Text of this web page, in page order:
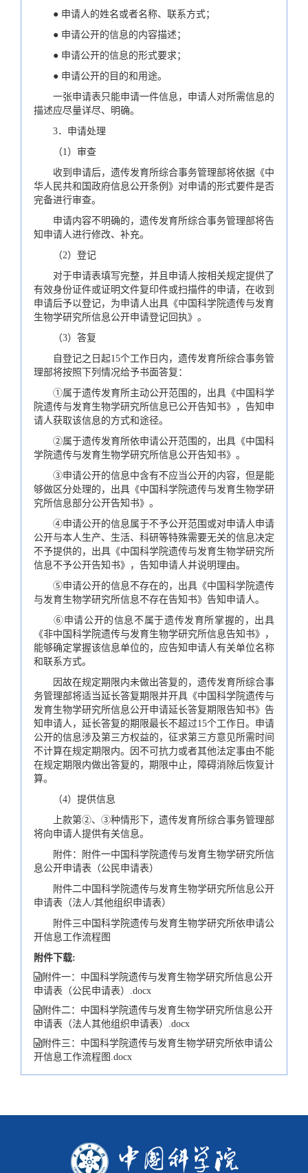
● 申请人的姓名或者名称、联系方式；
● 申请公开的信息的内容描述；
● 申请公开的信息的形式要求；
● 申请公开的目的和用途。
一张申请表只能申请一件信息，申请人对所需信息的
描述应尽量详尽、明确。
3．申请处理
（1）审查
收到申请后，遗传发育所综合事务管理部将依据《中
华人民共和国政府信息公开条例》对申请的形式要件是否
完备进行审查。
申请内容不明确的，遗传发育所综合事务管理部将告
知申请人进行修改、补充。
（2）登记
对于申请表填写完整，并且申请人按相关规定提供了
有效身份证件或证明文件复印件或扫描件的申请，在收到
申请后予以登记，为申请人出具《中国科学院遗传与发育
生物学研究所信息公开申请登记回执》。
（3）答复
自登记之日起15个工作日内，遗传发育所综合事务管
理部将按照下列情况给予书面答复：
①属于遗传发育所主动公开范围的，出具《中国科学
院遗传与发育生物学研究所信息已公开告知书》，告知申
请人获取该信息的方式和途径。
②属于遗传发育所依申请公开范围的，出具《中国科
学院遗传与发育生物学研究所信息公开告知书》。
③申请公开的信息中含有不应当公开的内容，但是能
够做区分处理的，出具《中国科学院遗传与发育生物学研
究所信息部分公开告知书》。
④申请公开的信息属于不予公开范围或对申请人申请
公开与本人生产、生活、科研等特殊需要无关的信息决定
不予提供的，出具《中国科学院遗传与发育生物学研究所
信息不予公开告知书》，告知申请人并说明理由。
⑤申请公开的信息不存在的，出具《中国科学院遗传
与发育生物学研究所信息不存在告知书》告知申请人。
⑥申请公开的信息不属于遗传发育所掌握的，出具
《非中国科学院遗传与发育生物学研究所信息告知书》，
能够确定掌握该信息单位的，应告知申请人有关单位名称
和联系方式。
因故在规定期限内未做出答复的，遗传发育所综合事
务管理部将适当延长答复期限并开具《中国科学院遗传与
发育生物学研究所信息公开申请延长答复期限告知书》告
知申请人，延长答复的期限最长不超过15个工作日。申请
公开的信息涉及第三方权益的，征求第三方意见所需时间
不计算在规定期限内。因不可抗力或者其他法定事由不能
在规定期限内做出答复的，期限中止，障碍消除后恢复计
算。
（4）提供信息
上款第②、③种情形下，遗传发育所综合事务管理部
将向申请人提供有关信息。
附件：附件一中国科学院遗传与发育生物学研究所信
息公开申请表（公民申请表）
附件二中国科学院遗传与发育生物学研究所信息公开
申请表（法人/其他组织申请表）
附件三中国科学院遗传与发育生物学研究所依申请公
开信息工作流程图
附件下载:
附件一：中国科学院遗传与发育生物学研究所信息公开
申请表（公民申请表）.docx
附件二：中国科学院遗传与发育生物学研究所信息公开
申请表（法人其他组织申请表）.docx
附件三：中国科学院遗传与发育生物学研究所依申请公
开信息工作流程图.docx